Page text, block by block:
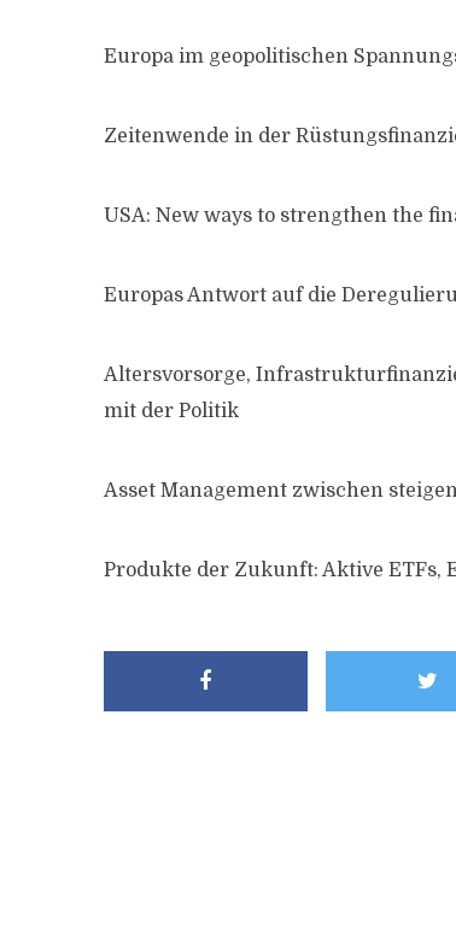
Europa im geopolitischen
Zeitenwende in der
USA: New ways to strengthen the
Europas Antwort auf die
Altersvorsorge,
mit der Politik
Asset Management zwischen
Produkte der Zukunft: Aktive ETFs,